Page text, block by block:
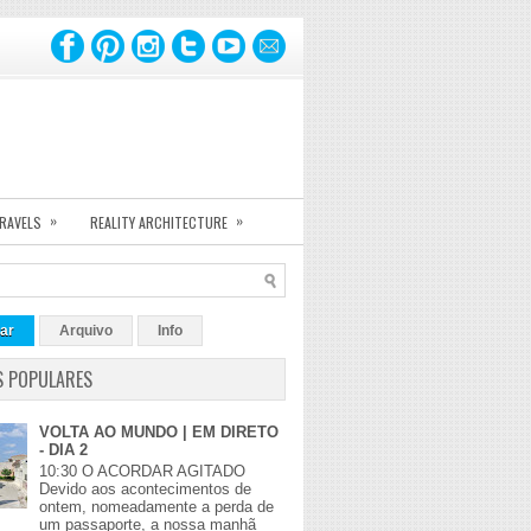
» REALITY ARCHITECTURE »
Arquivo Info
POPULARES
VOLTA AO MUNDO | EM DIRETO
- DIA 2
10:30 O ACORDAR AGITADO
Devido aos acontecimentos de
ontem, nomeadamente a perda de
um passaporte, a nossa manhã